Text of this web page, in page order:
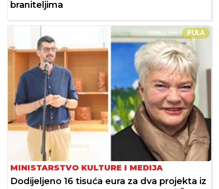
braniteljima
PULA
MINISTARSTVO KULTURE I MEDIJA
Dodijeljeno 16 tisuća eura za dva projekta iz